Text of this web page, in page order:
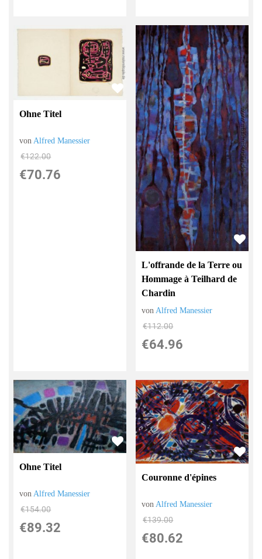
Ohne Titel
von Alfred Manessier
€122.00
€70.76
L'offrande de la Terre ou
Hommage à Teilhard de
Chardin
von Alfred Manessier
€112.00
€64.96
Ohne Titel
von Alfred Manessier
€154.00
€89.32
Couronne d'épines
von Alfred Manessier
€139.00
€80.62